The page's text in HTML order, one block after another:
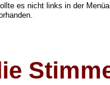
es nicht links in der